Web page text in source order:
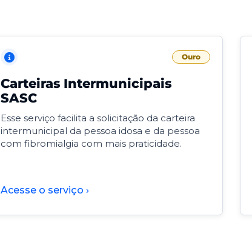
Ouro
Carteiras Intermunicipais
SASC
Esse serviço facilita a solicitação da carteira
intermunicipal da pessoa idosa e da pessoa
com fibromialgia com mais praticidade.
Acesse o serviço ›